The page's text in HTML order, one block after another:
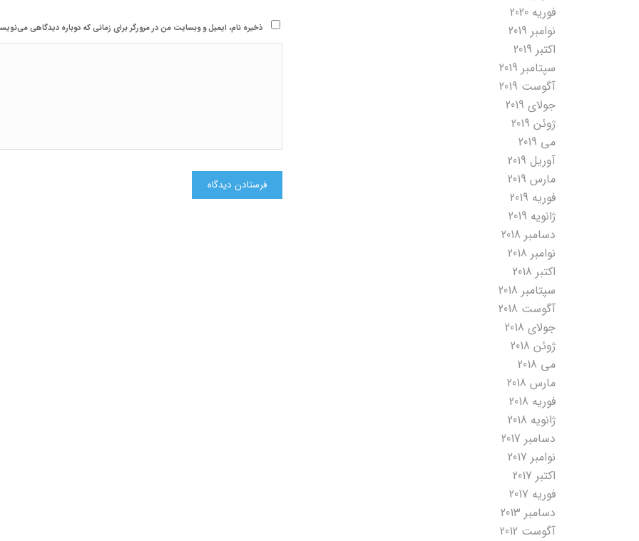
ذخیره نام، ایمیل و وبسایت من در مرورگر برای زمانی که دوباره دیدگاهی
فوریه 2020
نوامبر 2019
اکتبر 2019
سپتامبر 2019
آگوست 2019
جولای 2019
ژوئن 2019
می 2019
آوریل 2019
مارس 2019
فوریه 2019
ژانویه 2019
دسامبر 2018
نوامبر 2018
اکتبر 2018
سپتامبر 2018
آگوست 2018
جولای 2018
ژوئن 2018
می 2018
مارس 2018
فوریه 2018
ژانویه 2018
دسامبر 2017
نوامبر 2017
اکتبر 2017
فوریه 2017
دسامبر 2013
آگوست 2012